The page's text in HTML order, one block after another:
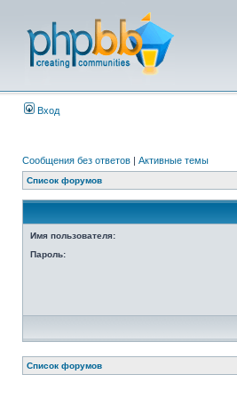
Вход
Сообщения без ответов | Активные темы
Список форумов
Имя пользователя:
Пароль:
Список форумов